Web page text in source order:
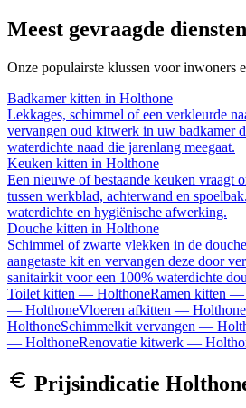
Meest gevraagde
Onze populairste klussen voor inwoners
Badkamer kitten in Holthone
Lekkages, schimmel of een verkleurde
vervangen oud kitwerk in uw badkamer
waterdichte naad die jarenlang meegaat.
Keuken kitten in Holthone
Een nieuwe of bestaande keuken vraagt
tussen werkblad, achterwand en
waterdichte en hygiënische afwerking.
Douche kitten in Holthone
Schimmel of zwarte vlekken in de
aangetaste kit en vervangen deze door
sanitairkit voor een 100% waterdichte
Toilet kitten — HolthoneRamen kitten —
— HolthoneVloeren afkitten — Holthone
HolthoneSchimmelkit vervangen —
— HolthoneRenovatie kitwerk —
Prijsindicatie